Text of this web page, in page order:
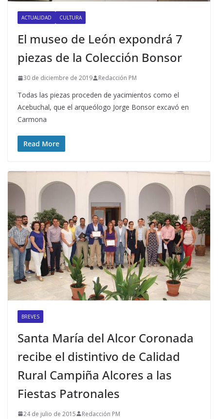
ACTUALIDAD CULTURA
El museo de León expondrá 7
piezas de la Colección Bonsor
30 de diciembre de 2019 Redacción PM
Todas las piezas proceden de yacimientos como el
Acebuchal, que el arqueólogo Jorge Bonsor excavó en
Carmona
Read More
BREVES
Santa María del Alcor Coronada
recibe el distintivo de Calidad
Rural Campiña Alcores a las
Fiestas Patronales
24 de julio de 2015 Redacción PM